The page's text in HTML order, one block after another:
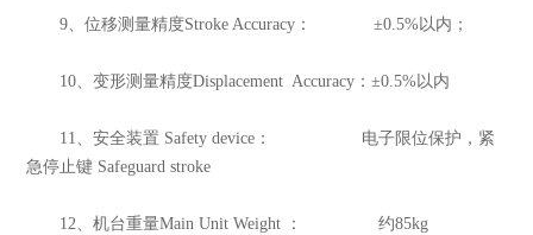
9、位移测量精度Stroke Accuracy： ±0.5%以内；
10、变形测量精度Displacement Accuracy：±0.5%以内
11、安全装置 Safety device： 电子限位保护，紧
急停止键 Safeguard stroke
12、机台重量Main Unit Weight ： 约85kg